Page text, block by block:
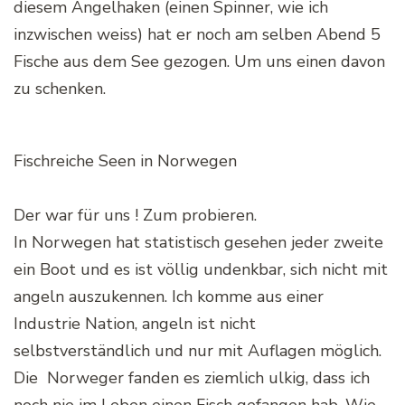
diesem Angelhaken (einen Spinner, wie ich
inzwischen weiss) hat er noch am selben Abend 5
Fische aus dem See gezogen. Um uns einen davon
zu schenken.
Fischreiche Seen in Norwegen
Der war für uns ! Zum probieren.
In Norwegen hat statistisch gesehen jeder zweite
ein Boot und es ist völlig undenkbar, sich nicht mit
angeln auszukennen. Ich komme aus einer
Industrie Nation, angeln ist nicht
selbstverständlich und nur mit Auflagen möglich.
Die Norweger fanden es ziemlich ulkig, dass ich